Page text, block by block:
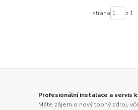
strana z 1
Profesionální instalace a servis
Máte zájem o nový topný zdroj,